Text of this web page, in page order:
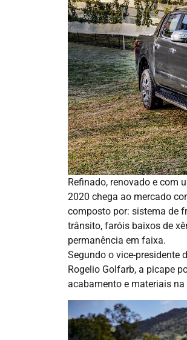
Refinado, renovado e com
2020 chega ao mercado
composto por: sistema de
trânsito, faróis baixos de
permanência em faixa.
Segundo o vice-presidente
Rogelio Golfarb, a picape
acabamento e materiais na